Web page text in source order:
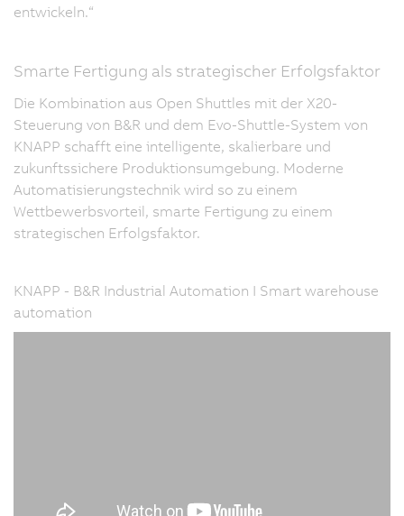
entwickeln.“
Smarte Fertigung als strategischer Erfolgsfaktor
Die Kombination aus Open Shuttles mit der X20-
Steuerung von B&R und dem Evo-Shuttle-System von
KNAPP schafft eine intelligente, skalierbare und
zukunftssichere Produktionsumgebung. Moderne
Automatisierungstechnik wird so zu einem
Wettbewerbsvorteil, smarte Fertigung zu einem
strategischen Erfolgsfaktor.
KNAPP - B&R Industrial Automation I Smart warehouse
automation